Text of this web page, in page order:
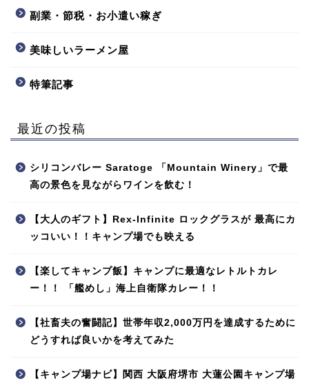
副業・節税・お小遣い稼ぎ
美味しいラーメン屋
特筆記事
最近の投稿
シリコンバレー Saratoge 「Mountain Winery」で最
高の景色を見ながらワインを飲む！
【大人のギフト】Rex-Infinite ロックグラスが 最高にカ
ッコいい！！キャンプ場でも映える
【楽してキャンプ飯】キャンプに最適なレトルトカレ
ー！！ 「艦めし」海上自衛隊カレー！！
【社畜夫の奮闘記】世帯年収2,000万円を達成するために
どうすれば良いかを考えてみた
【キャンプ場ナビ】関西 大阪府堺市 大蓮公園キャンプ場